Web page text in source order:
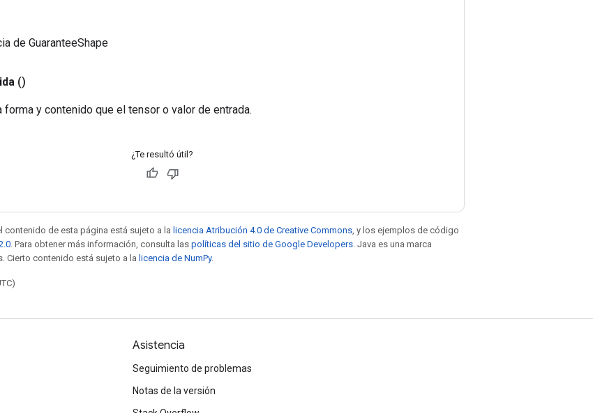
de GuaranteeShape
()
forma y contenido que el tensor o valor de entrada.
¿Te resultó útil?
contenido de esta página está sujeto a la licencia Atribución 4.0 de Creative Commons , y los ejemplos de código
. Para obtener más información, consulta las políticas del sitio de Google Developers . Java es una marca
Cierto contenido está sujeto a la licencia de NumPy.
Asistencia
Seguimiento de problemas
Notas de la versión